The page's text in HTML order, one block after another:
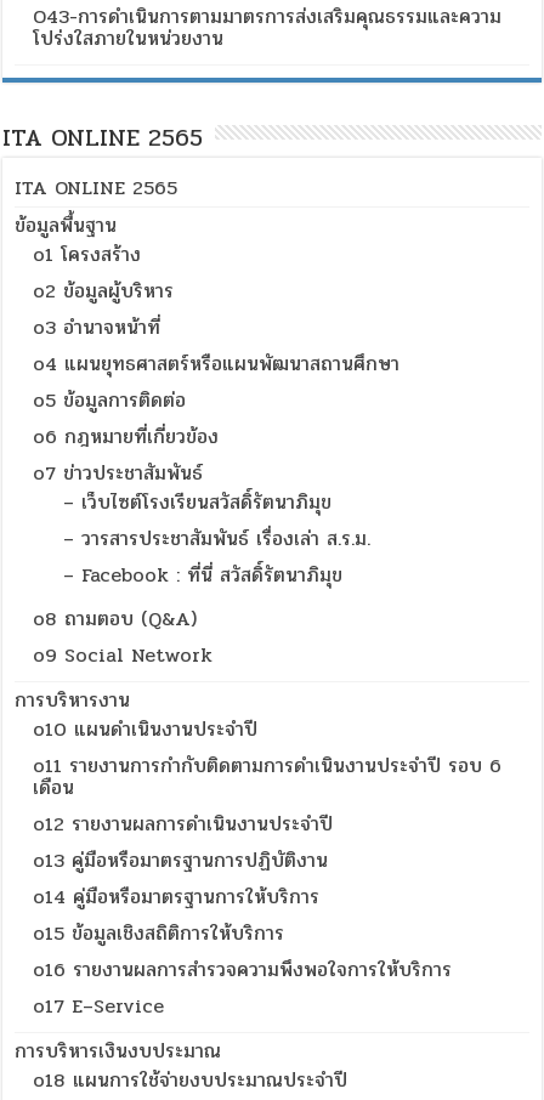
O43-การดำเนินการตามมาตรการส่งเสริมคุณธรรมและความ
โปร่งใสภายในหน่วยงาน
ITA ONLINE 2565
ITA ONLINE 2565
ข้อมูลพื้นฐาน
o1 โครงสร้าง
o2 ข้อมูลผู้บริหาร
o3 อำนาจหน้าที่
o4 แผนยุทธศาสตร์หรือแผนพัฒนาสถานศึกษา
o5 ข้อมูลการติดต่อ
o6 กฎหมายที่เกี่ยวข้อง
o7 ข่าวประชาสัมพันธ์
– เว็บไซต์โรงเรียนสวัสดิ์รัตนาภิมุข
– วารสารประชาสัมพันธ์ เรื่องเล่า ส.ร.ม.
– Facebook : ที่นี่ สวัสดิ์รัตนาภิมุข
o8 ถามตอบ (Q&A)
o9 Social Network
การบริหารงาน
o10 แผนดำเนินงานประจำปี
o11 รายงานการกำกับติดตามการดำเนินงานประจำปี รอบ 6
เดือน
o12 รายงานผลการดำเนินงานประจำปี
o13 คู่มือหรือมาตรฐานการปฏิบัติงาน
o14 คู่มือหรือมาตรฐานการให้บริการ
o15 ข้อมูลเชิงสถิติการให้บริการ
o16 รายงานผลการสำรวจความพึงพอใจการให้บริการ
o17 E–Service
การบริหารเงินงบประมาณ
o18 แผนการใช้จ่ายงบประมาณประจำปี